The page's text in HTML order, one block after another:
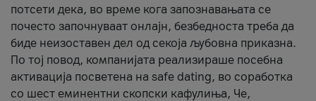
потсети дека, во време кога запознавањата се
почесто започнуваат онлајн, безбедноста треба да
биде неизоставен дел од секоја љубовна приказна.
По тој повод, компанијата реализираше посебна
активација посветена на safe dating, во соработка
со шест еминентни скопски кафулиња, Че,